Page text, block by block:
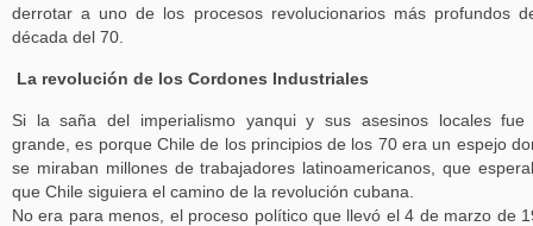
derrotar a uno de los procesos revolucionarios más profundos
década del 70.
La revolución de los Cordones Industriales
Si la saña del imperialismo yanqui y sus asesinos locales fue
grande, es porque Chile de los principios de los 70 era un espejo
se miraban millones de trabajadores latinoamericanos, que
que Chile siguiera el camino de la revolución cubana.
No era para menos, el proceso político que llevó el 4 de marzo de